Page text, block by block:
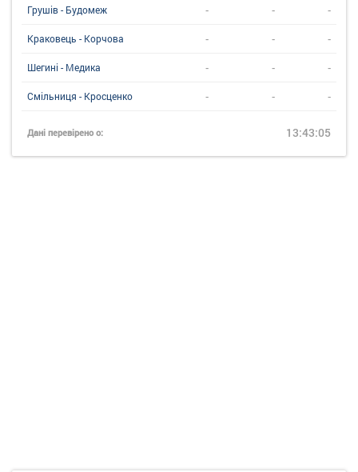
Грушів - Будомеж - - -
Краковець - Корчова - - -
Шегині - Медика - - -
Смільниця - Кросценко - - -
Дані перевірено о: 13:43:05